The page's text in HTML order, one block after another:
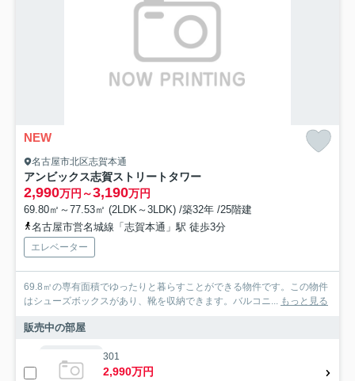
NEW
名古屋市北区志賀本通
アンビックス志賀ストリートタワー
2,990万円～3,190万円
69.80㎡～77.53㎡ (2LDK～3LDK) /築32年 /25階建
名古屋市営名城線「志賀本通」駅 徒歩3分
エレベーター
69.8㎡の専有面積でゆったりと暮らすことができる物件です。この物件
はシューズボックスがあり、靴を収納できます。バルコニ... もっと見る
販売中の部屋
301
2,990万円